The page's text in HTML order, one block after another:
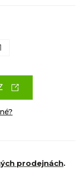
prodejnách.